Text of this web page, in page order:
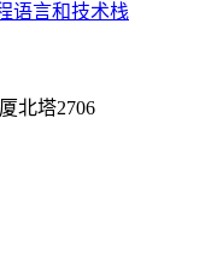
语言和技术栈
北塔2706